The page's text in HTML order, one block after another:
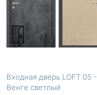
Входная дверь LOFT 05 -
Венге светлый